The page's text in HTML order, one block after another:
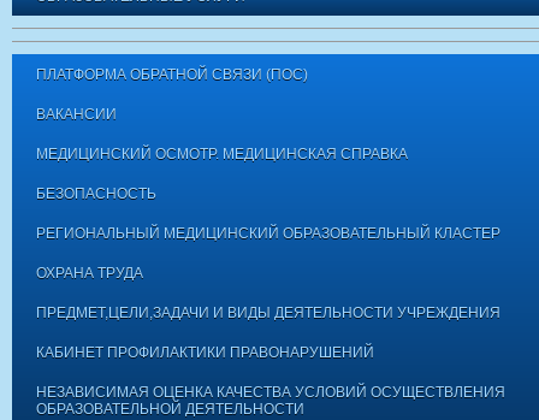
ПЛАТФОРМА ОБРАТНОЙ СВЯЗИ (ПОС)
ВАКАНСИИ
МЕДИЦИНСКИЙ ОСМОТР. МЕДИЦИНСКАЯ СПРАВКА
БЕЗОПАСНОСТЬ
РЕГИОНАЛЬНЫЙ МЕДИЦИНСКИЙ ОБРАЗОВАТЕЛЬНЫЙ КЛАСТЕР
ОХРАНА ТРУДА
ПРЕДМЕТ,ЦЕЛИ,ЗАДАЧИ И ВИДЫ ДЕЯТЕЛЬНОСТИ УЧРЕЖДЕНИЯ
КАБИНЕТ ПРОФИЛАКТИКИ ПРАВОНАРУШЕНИЙ
НЕЗАВИСИМАЯ ОЦЕНКА КАЧЕСТВА УСЛОВИЙ ОСУЩЕСТВЛЕНИЯ
ОБРАЗОВАТЕЛЬНОЙ ДЕЯТЕЛЬНОСТИ